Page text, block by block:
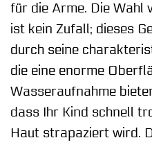
für die Arme. Die Wahl
ist kein Zufall; dieses
durch seine
die eine enorme
Wasseraufnahme
dass Ihr Kind schnell
Haut strapaziert wird.